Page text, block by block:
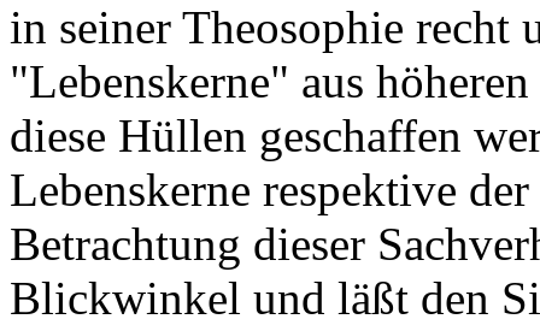
in seiner Theosophie recht
"Lebenskerne" aus
diese Hüllen geschaffen
Lebenskerne respektive
Betrachtung dieser
Blickwinkel und läßt den